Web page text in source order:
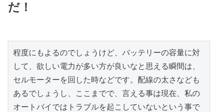
だ！
程度にもよるのでしょうけど、バッテリーの容量に対
して、欲しい電力が多い方が良いなと思える瞬間は、
セルモーターを回した時などです。配線の太さなども
あるでしょうし、ここまでで、言える事は現在、私の
オートバイではトラブルを起こしていないという事で